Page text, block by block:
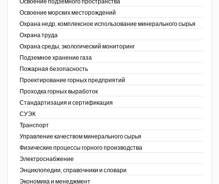
Освоение морских месторождений
Охрана недр, комплексное использование минерального сырья
Охрана труда
Охрана среды, экологический мониторинг
Подземное хранение газа
Пожарная безопасность
Проектирование горных предприятий
Проходка горных выработок
Стандартизация и сертификация
СУЭК
Транспорт
Управление качеством минерального сырья
Физические процессы горного производства
Электроснабжение
Энциклопедии, справочники и словари
Экономика и менеджмент